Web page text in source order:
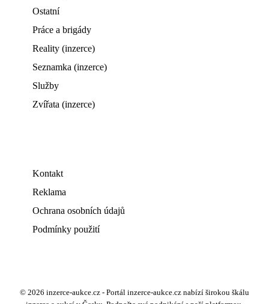
Ostatní
Práce a brigády
Reality (inzerce)
Seznamka (inzerce)
Služby
Zvířata (inzerce)
Kontakt
Reklama
Ochrana osobních údajů
Podmínky použití
© 2026 inzerce-aukce.cz - Portál inzerce-aukce.cz nabízí širokou škálu